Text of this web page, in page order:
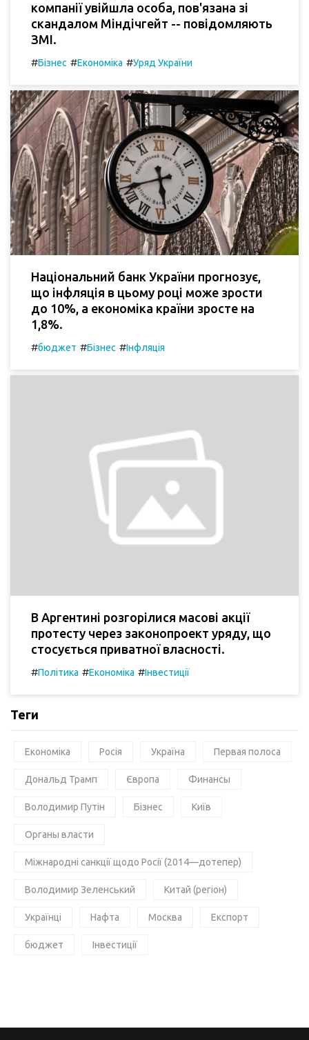
компанії увійшла особа, пов'язана зі
скандалом Міндічгейт -- повідомляють
ЗМІ.
#Бізнес #Економіка #Уряд України
Національний банк України прогнозує,
що інфляція в цьому році може зрости
до 10%, а економіка країни зросте на
1,8%.
#бюджет #Бізнес #Інфляція
В Аргентині розгорілися масові акції
протесту через законопроект уряду, що
стосується приватної власності.
#Політика #Економіка #Інвестиції
Теги
Економіка Росія Україна Первая полоса
Дональд Трамп Європа Финансы
Володимир Путін Бізнес Київ
Органы власти
Міжнародні санкції щодо Росії (2014—дотепер)
Володимир Зеленський Китай (регіон)
Українці Нафта Москва Експорт
бюджет Інвестиції